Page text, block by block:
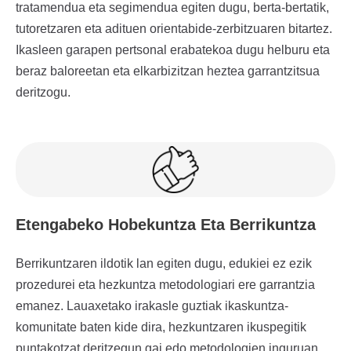
tratamendua eta segimendua egiten dugu, berta-bertatik,
tutoretzaren eta adituen orientabide-zerbitzuaren bitartez.
Ikasleen garapen pertsonal erabatekoa dugu helburu eta
beraz baloreetan eta elkarbizitzan heztea garrantzitsua
deritzogu.
Etengabeko Hobekuntza Eta Berrikuntza
Berrikuntzaren ildotik lan egiten dugu, edukiei ez ezik
prozedurei eta hezkuntza metodologiari ere garrantzia
emanez. Lauaxetako irakasle guztiak ikaskuntza-
komunitate baten kide dira, hezkuntzaren ikuspegitik